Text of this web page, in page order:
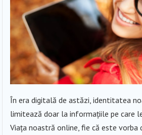
În era digitală de astăzi, identitatea
limitează doar la informațiile pe care
Viața noastră online, fie că este vorba